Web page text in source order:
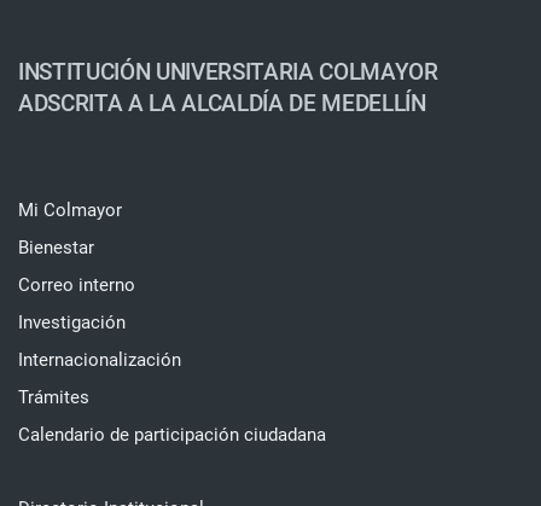
INSTITUCIÓN UNIVERSITARIA COLMAYOR
ADSCRITA A LA ALCALDÍA DE MEDELLÍN
Mi Colmayor
Bienestar
Correo interno
Investigación
Internacionalización
Trámites
Calendario de participación ciudadana